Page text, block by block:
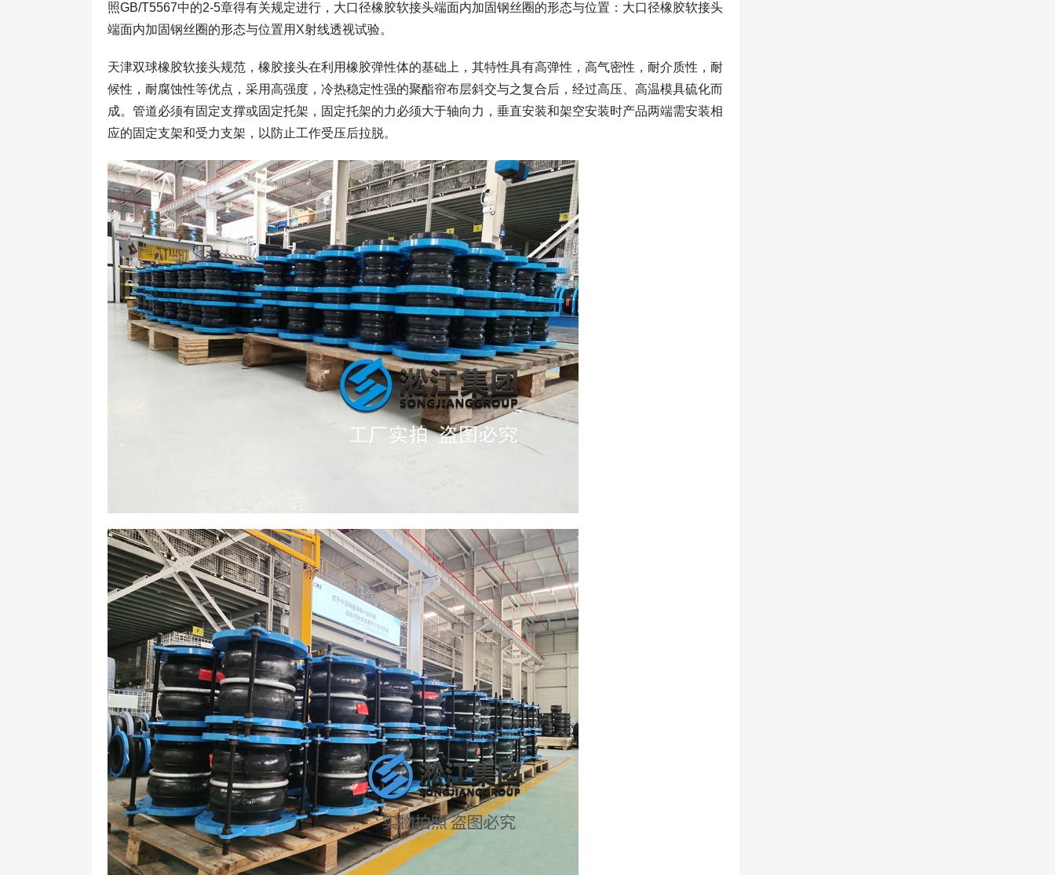
照GB/T5567中的2-5章得有关规定进行，大口径橡胶软接头端面内加固钢丝圈的形态与位置：大口径橡胶软接头
端面内加固钢丝圈的形态与位置用X射线透视试验。
天津双球橡胶软接头规范，橡胶接头在利用橡胶弹性体的基础上，其特性具有高弹性，高气密性，耐介质性，耐
候性，耐腐蚀性等优点，采用高强度，冷热稳定性强的聚酯帘布层斜交与之复合后，经过高压、高温模具硫化而
成。管道必须有固定支撑或固定托架，固定托架的力必须大于轴向力，垂直安装和架空安装时产品两端需安装相
应的固定支架和受力支架，以防止工作受压后拉脱。